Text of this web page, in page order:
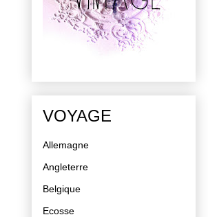
VOYAGE
Allemagne
Angleterre
Belgique
Ecosse